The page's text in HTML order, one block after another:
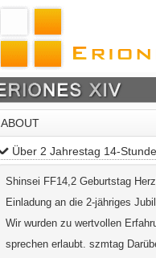
ABOUT
Über 2 Jahrestag 14-
Shinsei FF14,2 Geburtstag
Einladung an die 2-jähriges
Wir wurden zu wertvollen
sprechen erlaubt. szmtag